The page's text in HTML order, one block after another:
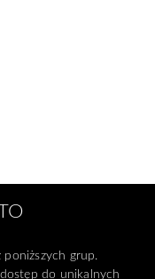
grup.
do unikalnych